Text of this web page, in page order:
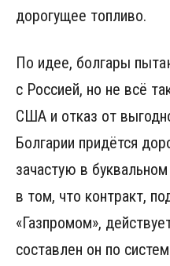
дорогущее топливо.
По идее, болгары
с Россией, но не всё
США и отказ от
Болгарии придётся
зачастую в
в том, что контракт,
«Газпромом»,
составлен он по